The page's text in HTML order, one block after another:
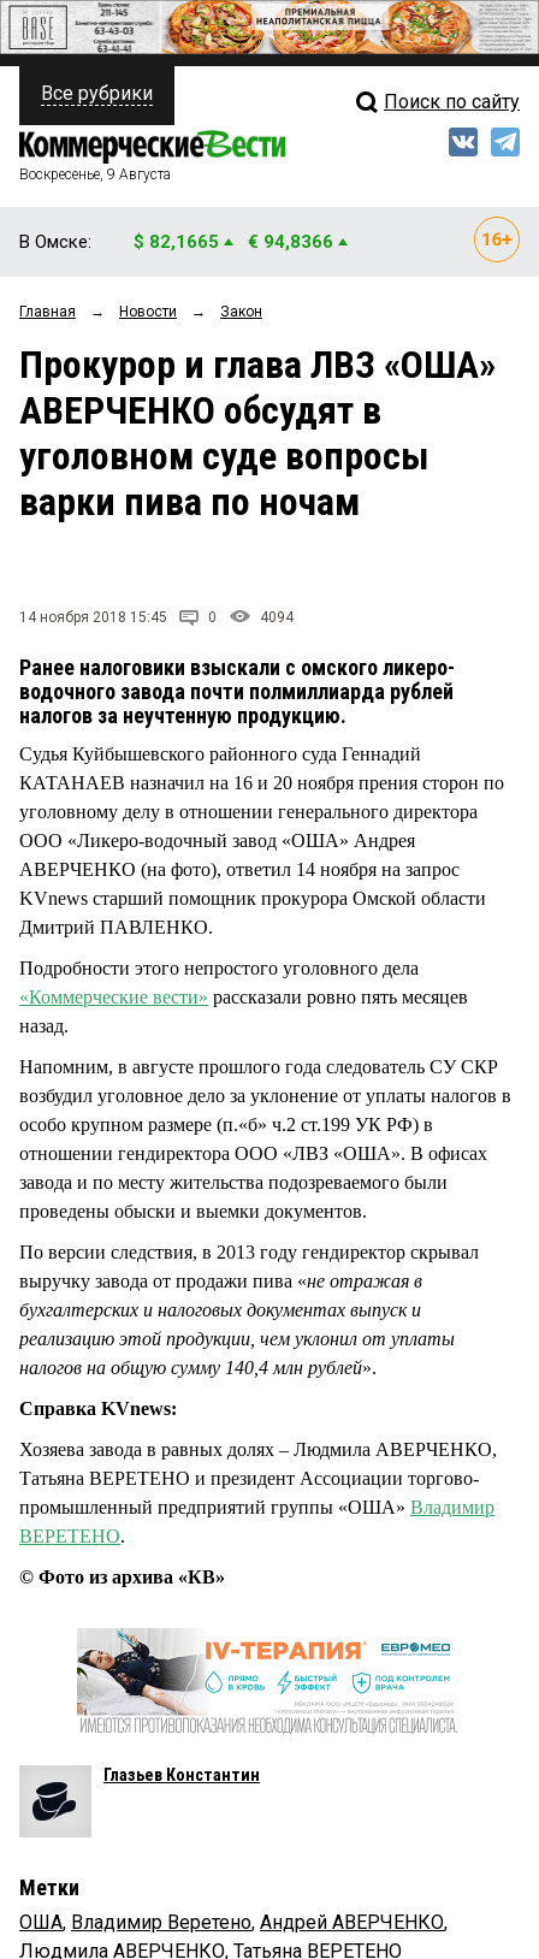
ПОЛИТИКА
ФИНАНСЫ
ОБЩЕСТВО
ЗАКОН
Свежий выпуск
Рейтинги
Блоги
Архив
Все рубрики Поиск по сайту
Воскресенье, 9 Августа
В Омске: $ 82,1665 € 94,8366
Главная → Новости → Закон
Прокурор и глава ЛВЗ «ОША»
АВЕРЧЕНКО обсудят в
уголовном суде вопросы
варки пива по ночам
14 ноября 2018 15:45 0 4094
Ранее налоговики взыскали с омского ликеро-
водочного завода почти полмиллиарда рублей
налогов за неучтенную продукцию.
Судья Куйбышевского районного суда Геннадий
КАТАНАЕВ назначил на 16 и 20 ноября прения сторон по
уголовному делу в отношении генерального директора
ООО «Ликеро-водочный завод «ОША» Андрея
АВЕРЧЕНКО (на фото), ответил 14 ноября на запрос
KVnews старший помощник прокурора Омской области
Дмитрий ПАВЛЕНКО.
Подробности этого непростого уголовного дела
«Коммерческие вести» рассказали ровно пять месяцев
назад.
Напомним, в августе прошлого года следователь СУ СКР
возбудил уголовное дело за уклонение от уплаты налогов в
особо крупном размере (п.«б» ч.2 ст.199 УК РФ) в
отношении гендиректора ООО «ЛВЗ «ОША». В офисах
завода и по месту жительства подозреваемого были
проведены обыски и выемки документов.
По версии следствия, в 2013 году гендиректор скрывал
выручку завода от продажи пива «не отражая в
бухгалтерских и налоговых документах выпуск и
реализацию этой продукции, чем уклонил от уплаты
налогов на общую сумму 140,4 млн рублей».
Справка KVnews:
Хозяева завода в равных долях – Людмила АВЕРЧЕНКО,
Татьяна ВЕРЕТЕНО и президент Ассоциации торгово-
промышленный предприятий группы «ОША» Владимир
ВЕРЕТЕНО.
© Фото из архива «КВ»
Глазьев Константин
Метки
ОША, Владимир Веретено, Андрей АВЕРЧЕНКО,
Людмила АВЕРЧЕНКО, Татьяна ВЕРЕТЕНО